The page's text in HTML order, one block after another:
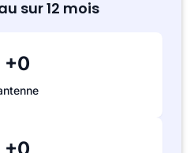
sur 12 mois
+0